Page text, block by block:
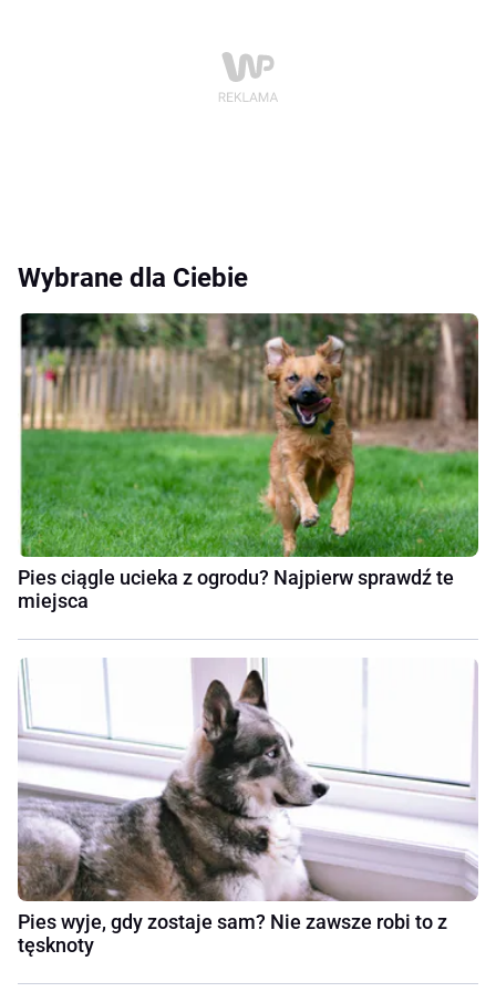
Wybrane dla Ciebie
Pies ciągle ucieka z ogrodu? Najpierw sprawdź te
miejsca
Pies wyje, gdy zostaje sam? Nie zawsze robi to z
tęsknoty